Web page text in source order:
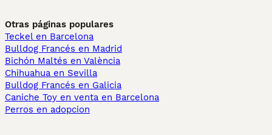
Otras páginas populares
Teckel en Barcelona
Bulldog Francés en Madrid
Bichón Maltés en València
Chihuahua en Sevilla
Bulldog Francés en Galicia
Caniche Toy en venta en Barcelona
Perros en adopcion